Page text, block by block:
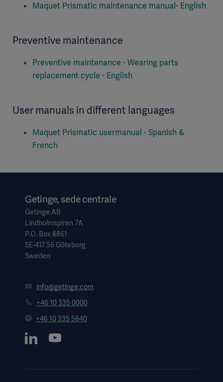
Maquet Prismatic maintenance manual- English
Preventive maintenance
Preventive maintenance - Wearing parts
replacement cycle - English
User manuals in different languages
Maquet Prismatic usermanual - Spanish &
French
Getinge, sede centrale
Getinge AB
Lindholmspiren 7A
P.O. Box 8861
SE-417 56 Göteborg
Sweden
info@getinge.com
+46 10 335 0000
+46 10 335 5640